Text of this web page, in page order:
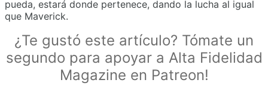
pueda, estará donde pertenece, dando la lucha al igual
que Maverick.
¿Te gustó este artículo? Tómate un
segundo para apoyar a Alta Fidelidad
Magazine en Patreon!